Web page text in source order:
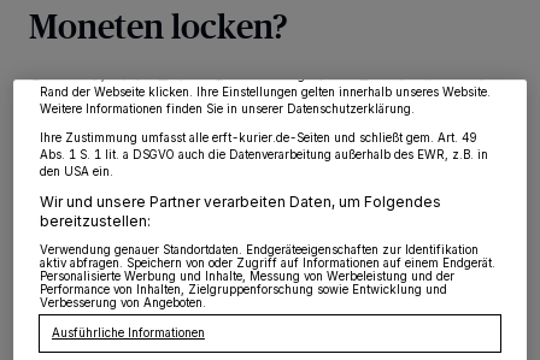
Moneten locken?
Grevenbroich. Echte Sorgen um den „Exodus“ aus der
Grevenbroicher Stadtverwaltung macht sich Rolf
Göckmann (UWG/ABG). Mit Dr. Marc Saturra, Justiziar
im Rathaus, verläst der nächste „Prominente“
Grevenbroich.
12.04.2019 , 09:56 Uhr Eine Minute Lesezeit
Zwecke. Wenn Tracker deaktiviert sind, sind manche Inhalte und Anzeigen
möglicherweise nicht mehr so relevant für Sie. Sie können dieses Menü jederzeit
Rand der Webseite klicken. Ihre Einstellungen gelten innerhalb unseres Website.
Weitere Informationen finden Sie in unserer Datenschutzerklärung.
Ihre Zustimmung umfasst alle erft-kurier.de-Seiten und schließt gem. Art. 49
Abs. 1 S. 1 lit. a DSGVO auch die Datenverarbeitung außerhalb des EWR, z.B. in
den USA ein.
Wir und unsere Partner verarbeiten Daten, um Folgendes
bereitzustellen:
Verwendung genauer Standortdaten. Endgeräteeigenschaften zur Identifikation
aktiv abfragen. Speichern von oder Zugriff auf Informationen auf einem Endgerät.
Personalisierte Werbung und Inhalte, Messung von Werbeleistung und der
Performance von Inhalten, Zielgruppenforschung sowie Entwicklung und
Verbesserung von Angeboten.
Ausführliche Informationen